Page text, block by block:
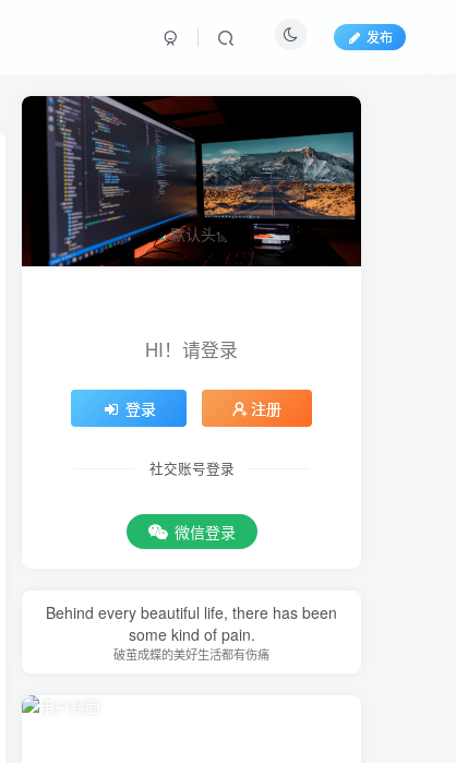
发布
HI！请登录
登录 注册
社交账号登录
微信登录
Behind every beautiful life, there has been
some kind of pain.
破茧成蝶的美好生活都有伤痛